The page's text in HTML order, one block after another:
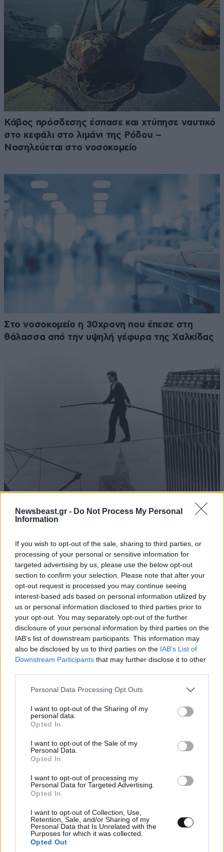
Newsbeast.gr - Do Not Process My Personal
Information
If you wish to opt-out of the sale, sharing to third parties, or
processing of your personal or sensitive information for
targeted advertising by us, please use the below opt-out
section to confirm your selection. Please note that after your
opt-out request is processed you may continue seeing
interest-based ads based on personal information utilized by
us or personal information disclosed to third parties prior to
your opt-out. You may separately opt-out of the further
disclosure of your personal information by third parties on the
IAB’s list of downstream participants. This information may
also be disclosed by us to third parties on the IAB’s List of
Downstream Participants that may further disclose it to other
Please note that this website/app uses one or more Google
not limited to your visit or usage behaviour. You may click to
grant or deny consent to Google and its third-party tags to
use your data for below specified purposes in below Google
consent section.
Personal Data Processing Opt Outs
I want to opt-out of the Sharing of my
personal data.
Opted In
I want to opt-out of the Sale of my
Personal Data.
Opted In
I want to opt-out of processing my
Personal Data for Targeted Advertising.
Opted In
I want to opt-out of Collection, Use,
Retention, Sale, and/or Sharing of my
Personal Data that Is Unrelated with the
Purposes for which it was collected.
Opted Out
Κάβος πρόσδεσης έσπασε και χτύπησε ναυτικό
στο κεφάλι στο λιμάνι της Ρόδου –
Νοσηλεύεται στο νοσοκομείο
Στο νοσοκομείο η 30χρονη που έπεσε στη
θάλασσα από την υψηλή γέφυρα της Χαλκίδας
Ο άνθρωπος που περπάτησε ανάμεσα στους
Δίδυμους Πύργους χωρίς δίχτυ προστασίας -
Ακολουθήστε το NEWSBEAST στο
Google News
και μάθετε πρώτοι όλες τις ειδήσεις
ΣΧΌΛΙΑ ΑΝΑΓΝΩΣΤΏΝ